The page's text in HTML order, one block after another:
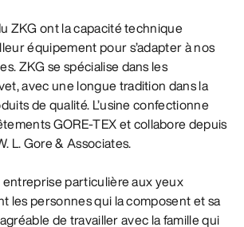
ZKG ont la capacité technique
équipement pour s’adapter à nos
ZKG se spécialise dans les
avec une longue tradition dans la
de qualité. L’usine confectionne
GORE-TEX et collabore depuis
L. Gore & Associates.
particulière aux yeux
les personnes qui la composent et sa
de travailler avec la famille qui